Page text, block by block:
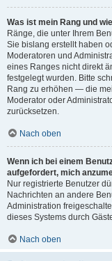
Was ist mein Rang und
Ränge, die unter Ihrem
Sie bislang erstellt haben
Moderatoren und
eines Ranges nicht direkt
festgelegt wurden. Bitte
Rang zu erhöhen — die
Moderator oder
zurücksetzen.
Nach oben
Wenn ich bei einem
aufgefordert, mich
Nur registrierte Benutzer
Nachrichten an andere
Administration
dieses Systems durch
Nach oben